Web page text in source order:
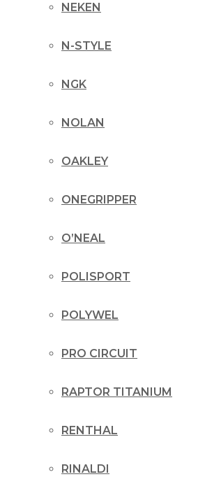
NEKEN
N-STYLE
NGK
NOLAN
OAKLEY
ONEGRIPPER
O’NEAL
POLISPORT
POLYWEL
PRO CIRCUIT
RAPTOR TITANIUM
RENTHAL
RINALDI